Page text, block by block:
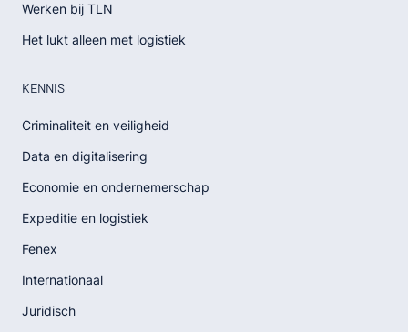
Werken bij TLN
Het lukt alleen met logistiek
KENNIS
Criminaliteit en veiligheid
Data en digitalisering
Economie en ondernemerschap
Expeditie en logistiek
Fenex
Internationaal
Juridisch